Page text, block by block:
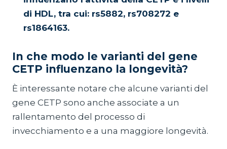
di HDL, tra cui: rs5882, rs708272 e
rs1864163.
In che modo le varianti del gene
CETP influenzano la longevità?
È interessante notare che alcune varianti del
gene CETP sono anche associate a un
rallentamento del processo di
invecchiamento e a una maggiore longevità.